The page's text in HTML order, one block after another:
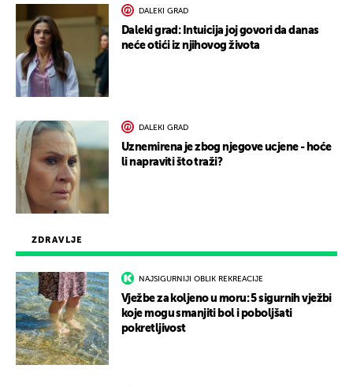
ZDRAVLJE
NAJSIGURNIJI OBLIK REKREACIJE
Vježbe za koljeno u moru: 5 sigurnih vježbi
koje mogu smanjiti bol i poboljšati
pokretljivost
DALEKI GRAD
Daleki grad: Intuicija joj govori da danas
neće otići iz njihovog života
DALEKI GRAD
Uznemirena je zbog njegove ucjene - hoće
li napraviti što traži?